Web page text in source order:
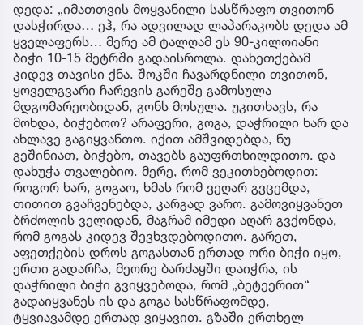
დედა: „იმათთვის მოყვანილი სასწრაფო თვითონ
დასჭირდა… ეჰ, რა ადვილად ლაპარაკობს დედა ამ
ყველაფერს… მერე ამ ტალღამ ეს 90-კილოიანი
ბიჭი 10-15 მეტრში გადაისროლა. დახეთქებამ
კიდევ თავისი ქნა. შოკში ჩავარდნილი თვითონ,
ყოველგვარი ჩარევის გარეშე გამოსულა
მდგომარეობიდან, გონს მოსულა. უკითხავს, რა
მოხდა, ბიჭებოო? არაფერი, გოგა, დაჭრილი ხარ და
ახლავე გაგიყვანთო. იქით ამშვიდებდა, ნუ
გეშინიათ, ბიჭებო, თავებს გაუფრთხილდითო. და
დახუჭა თვალებიო. მერე, რომ ვეკითხებოდით:
როგორ ხარ, გოგაო, ხმას რომ ვეღარ გვცემდა,
თითით გვაჩვენებდა, კარგად ვარო. გამოვიყვანეთ
ბრძოლის ველიდან, მაგრამ იმედი აღარ გვქონდა,
რომ გოგას კიდევ შევხვდებოდითო. გარეთ,
აფეთქების დროს გოგასთან ერთად ორი ბიჭი იყო,
ერთი გადარჩა, მეორე ბარძაყში დაიჭრა, ის
დაჭრილი ბიჭი გვიყვებოდა, რომ „ბეტეერით“
გადაიყვანეს ის და გოგა სასწრაფომდე,
ტყვიავამდე ერთად ვიყავით. გზაში ერთხელ